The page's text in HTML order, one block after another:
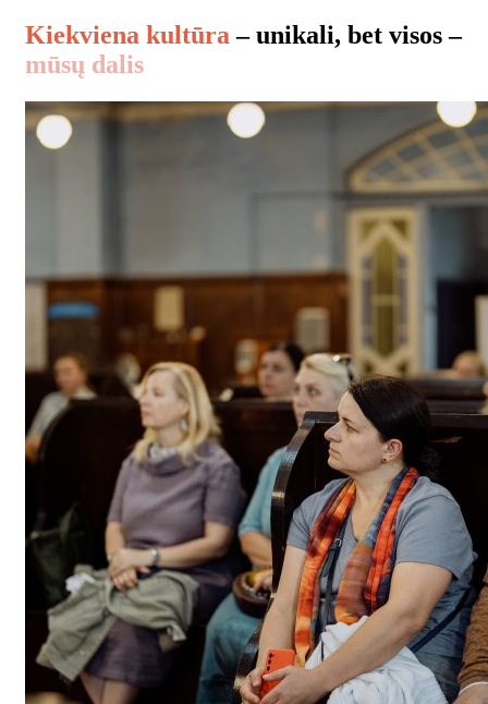
departamentas prie Lietuvos Respublikos
Vyriausybės Kauno miesto savivaldybė
Kiekviena kultūra – unikali, bet visos –
mūsų dalis